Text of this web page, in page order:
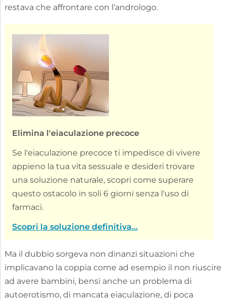
restava che affrontare con l’andrologo.
Elimina l'eiaculazione precoce
Se l'eiaculazione precoce ti impedisce di vivere
appieno la tua vita sessuale e desideri trovare
una soluzione naturale, scopri come superare
questo ostacolo in soli 6 giorni senza l'uso di
farmaci.
Scopri la soluzione definitiva...
Ma il dubbio sorgeva non dinanzi situazioni che
implicavano la coppia come ad esempio il non riuscire
ad avere bambini, bensì anche un problema di
autoerotismo, di mancata eiaculazione, di poca